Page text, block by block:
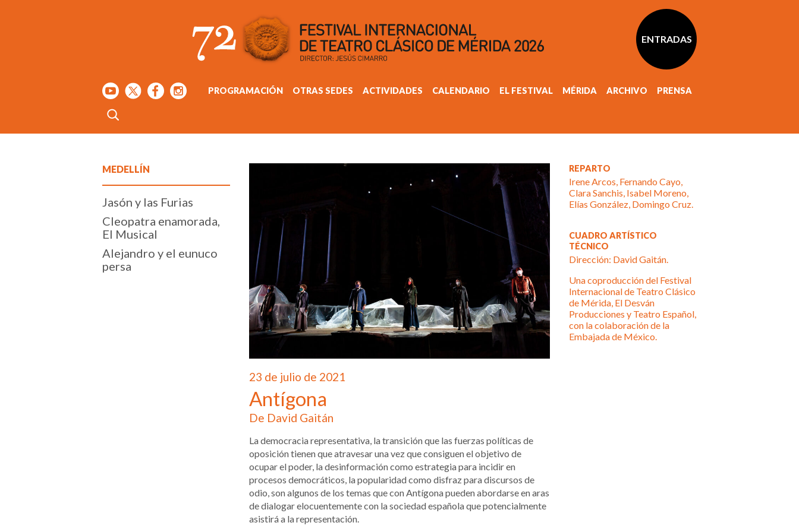
ENTRADAS
PROGRAMACIÓN OTRAS SEDES ACTIVIDADES CALENDARIO EL FESTIVAL MÉRIDA ARCHIVO PRENSA
MEDELLÍN
Jasón y las Furias
Cleopatra enamorada,
El Musical
Alejandro y el eunuco
persa
23 de julio de 2021
Antígona
De David Gaitán
La democracia representativa, la transición que las fuerzas políticas de
oposición tienen que atravesar una vez que consiguen el objetivo de
ocupar el poder, la desinformación como estrategia para incidir en
procesos democráticos, la popularidad como disfraz para discursos de
odio, son algunos de los temas que con Antígona pueden abordarse en aras
de dialogar elocuentemente con la sociedad española que potencialmente
asistirá a la representación.
REPARTO
Irene Arcos, Fernando Cayo,
Clara Sanchis, Isabel Moreno,
Elías González, Domingo Cruz.
CUADRO ARTÍSTICO
TÉCNICO
Dirección: David Gaitán.
Una coproducción del Festival
Internacional de Teatro Clásico
de Mérida, El Desván
Producciones y Teatro Español,
con la colaboración de la
Embajada de México.